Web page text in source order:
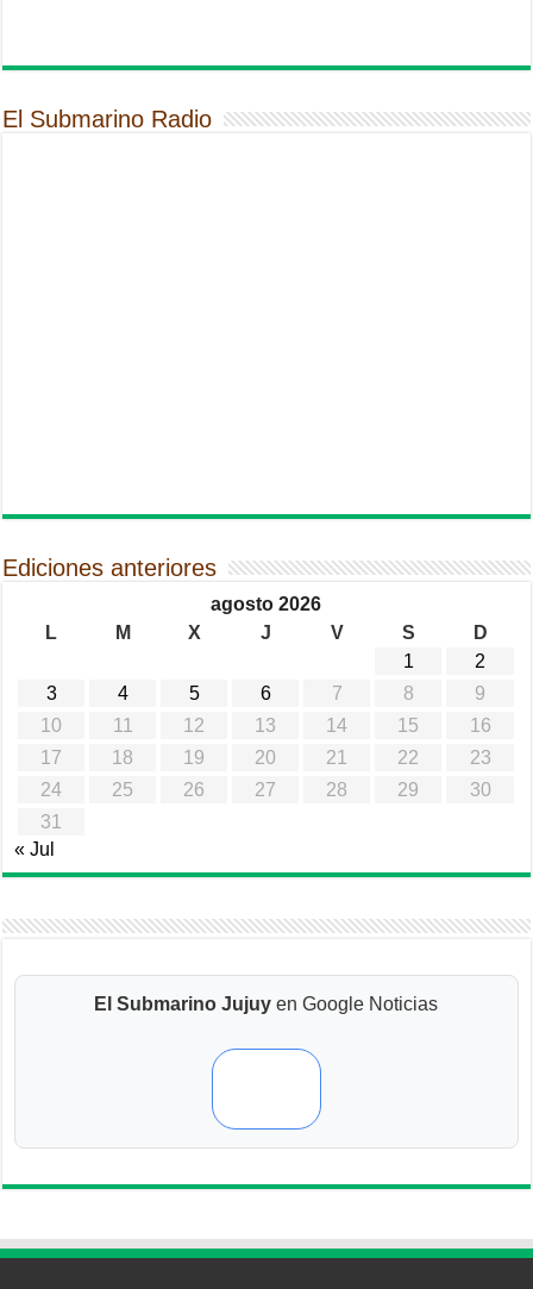
El Submarino Radio
Ediciones anteriores
agosto 2026
L
M X J V S
D
1
2
3
4 5 6 7 8
9
10
11 12 13 14 15
16
17
18 19 20 21 22
23
24
25 26 27 28 29
30
31
« Jul
El Submarino Jujuy en Google Noticias